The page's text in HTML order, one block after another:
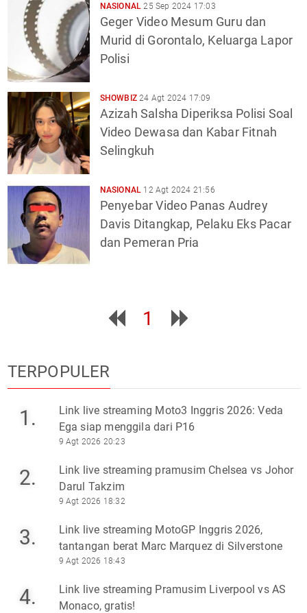
NASIONAL 25 Sep 2024 17:03
Geger Video Mesum Guru dan
Murid di Gorontalo, Keluarga Lapor
Polisi
SHOWBIZ24 Agt 2024 17:09
Azizah Salsha Diperiksa Polisi Soal
Video Dewasa dan Kabar Fitnah
Selingkuh
NASIONAL 12 Agt 2024 21:56
Penyebar Video Panas Audrey
Davis Ditangkap, Pelaku Eks Pacar
dan Pemeran Pria
1
TERPOPULER
1.
Link live streaming Moto3 Inggris 2026: Veda
Ega siap menggila dari P16
9 Agt 2026 20:23
2.
Link live streaming pramusim Chelsea vs Johor
Darul Takzim
9 Agt 2026 18:32
3.
Link live streaming MotoGP Inggris 2026,
tantangan berat Marc Marquez di Silverstone
9 Agt 2026 18:43
4.
Link live streaming Pramusim Liverpool vs AS
Monaco, gratis!